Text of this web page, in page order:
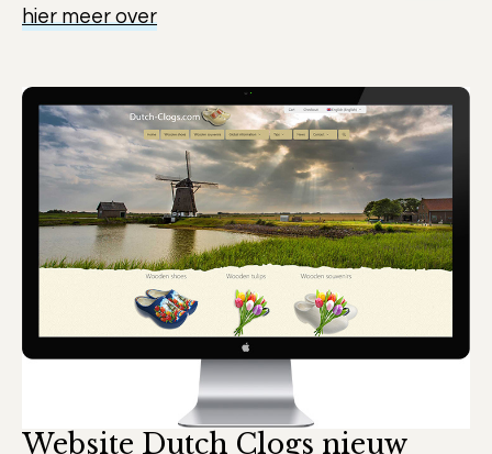
hier meer over
Website Dutch Clogs nieuw